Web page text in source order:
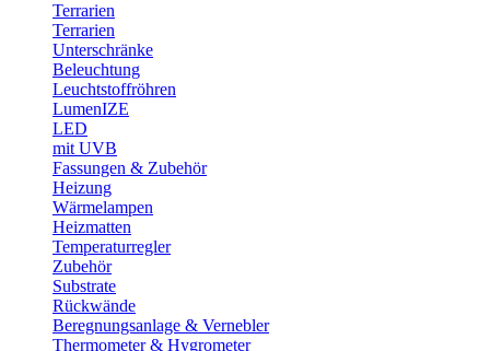
Terrarien
Terrarien
Unterschränke
Beleuchtung
Leuchtstoffröhren
LumenIZE
LED
mit UVB
Fassungen & Zubehör
Heizung
Wärmelampen
Heizmatten
Temperaturregler
Zubehör
Substrate
Rückwände
Beregnungsanlage & Vernebler
Thermometer & Hygrometer